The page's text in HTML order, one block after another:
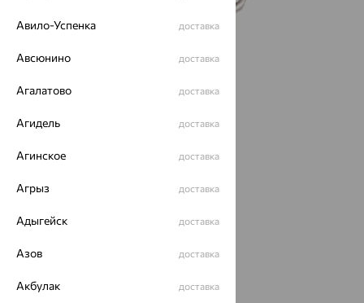
Авило-Успенка доставка
Авсюнино доставка
Агалатово доставка
Агидель доставка
Агинское доставка
Агрыз доставка
Адыгейск доставка
Азов доставка
Акбулак доставка